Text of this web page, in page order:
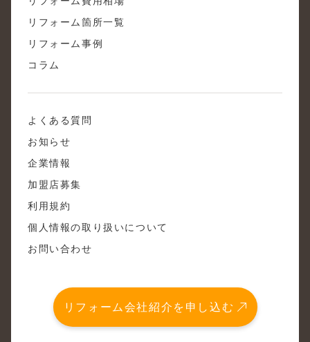
リフォーム箇所一覧
リフォーム事例
コラム
よくある質問
お知らせ
企業情報
加盟店募集
利用規約
個人情報の取り扱いについて
お問い合わせ
リフォーム会社紹介を申し込む